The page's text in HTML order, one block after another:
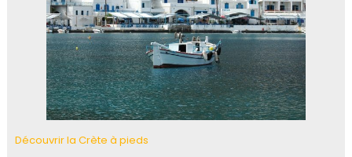
Découvrir la Crète à pieds